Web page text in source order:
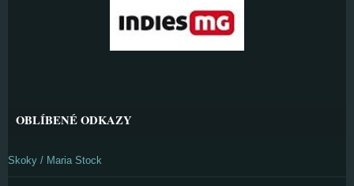
OBLÍBENÉ ODKAZY
Skoky / Maria Stock